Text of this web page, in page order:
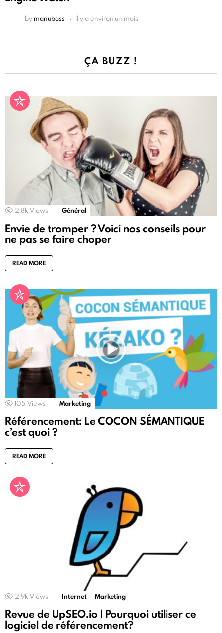
by manuboss il y a environ un mois
ÇA BUZZ !
2.8k Views Général
Envie de tromper ? Voici nos conseils pour
ne pas se faire choper
READ MORE
105 Views Marketing
Référencement: Le COCON SÉMANTIQUE
c’est quoi ?
READ MORE
2.9k Views Internet Marketing
Revue de UpSEO.io | Pourquoi utiliser ce
logiciel de référencement?